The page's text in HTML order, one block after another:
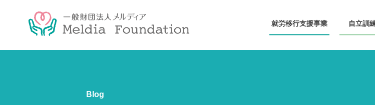
就労移行支援事業 自立訓
Blog